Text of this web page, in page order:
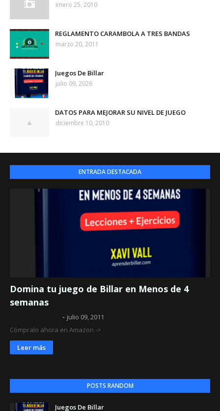
enero 25, 2010
REGLAMENTO CARAMBOLA A TRES BANDAS
marzo 20, 2011
Juegos De Billar
julio 09, 2026
DATOS PARA MEJORAR SU NIVEL DE JUEGO
diciembre 10, 2010
ENTRADA DESTACADA
Domina tu juego de Billar en Menos de 4
semanas
julio 09, 2011
Cómpralo ahora en Amazon ->
Leer más
POSTS RANDOM
Juegos De Billar